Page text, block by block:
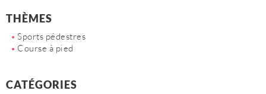
THÈMES
Sports pédestres
Course à pied
CATÉGORIES